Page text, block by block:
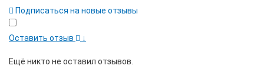
Подписаться на новые отзывы
Оставить отзыв ↓
Ещё никто не оставил отзывов.